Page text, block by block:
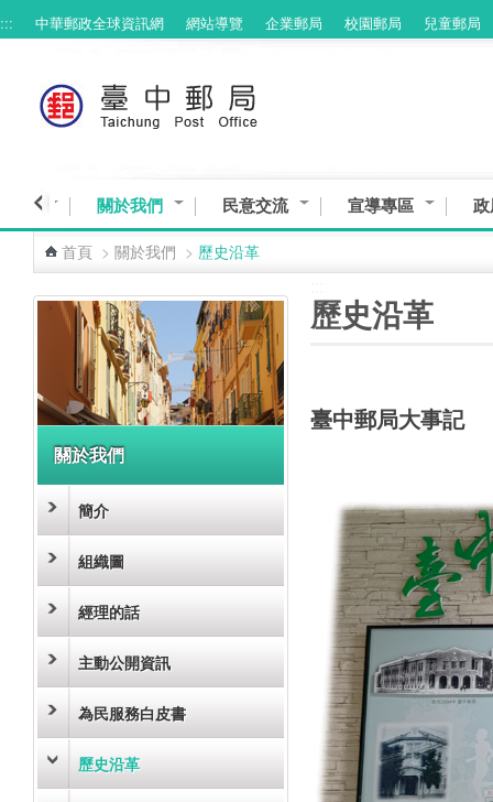
跳到主要內容區塊
::: 中華郵政全球資訊網 網站導覽 企業郵局 校園郵局 兒童郵局
中館 關於我們 民意交流 宣導專區 政
首頁 > 關於我們 > 歷史沿革
關於我們
簡介
組織圖
經理的話
主動公開資訊
為民服務白皮書
歷史沿革
歷史沿革
臺中郵局大事記